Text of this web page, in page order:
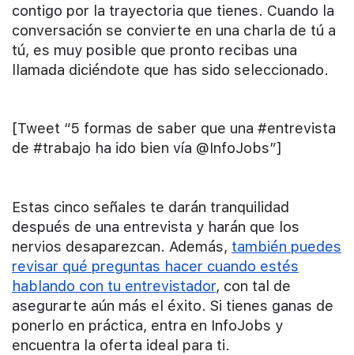
contigo por la trayectoria que tienes. Cuando la
conversación se convierte en una charla de tú a
tú, es muy posible que pronto recibas una
llamada diciéndote que has sido seleccionado.
[Tweet “5 formas de saber que una #entrevista
de #trabajo ha ido bien vía @InfoJobs”]
Estas cinco señales te darán tranquilidad
después de una entrevista y harán que los
nervios desaparezcan. Además, también puedes
revisar qué preguntas hacer cuando estés
hablando con tu entrevistador, con tal de
asegurarte aún más el éxito. Si tienes ganas de
ponerlo en práctica, entra en InfoJobs y
encuentra la oferta ideal para ti.